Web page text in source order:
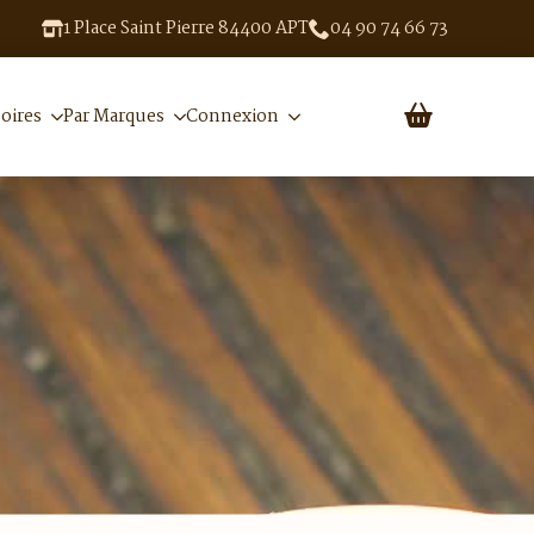
1 Place Saint Pierre 84400 APT 04 90 74 66 73
Par Marques Connexion